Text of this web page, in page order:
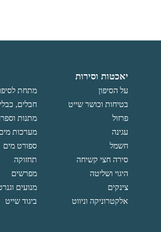
יאכטות וסירות
על הסיפון
מתחת
בטיחות וכושר שייט
חבלים,
פרזול
מתנות
עגינה
מערכות
חשמל
ספורט מים
סירה חצי קשיחה
תחזוקה
היגוי ושליטה
מפרשים
צינקים
מנועים
אלקטרוניקה וניווט
ביגוד שייט